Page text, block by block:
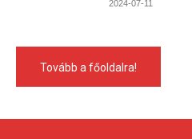
2024-07-11
Tovább a főoldalra!